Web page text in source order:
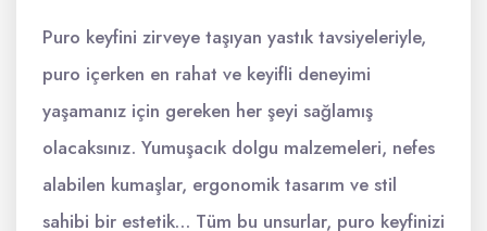
Puro keyfini zirveye taşıyan yastık tavsiyeleriyle,
puro içerken en rahat ve keyifli deneyimi
yaşamanız için gereken her şeyi sağlamış
olacaksınız. Yumuşacık dolgu malzemeleri, nefes
alabilen kumaşlar, ergonomik tasarım ve stil
sahibi bir estetik… Tüm bu unsurlar, puro keyfinizi